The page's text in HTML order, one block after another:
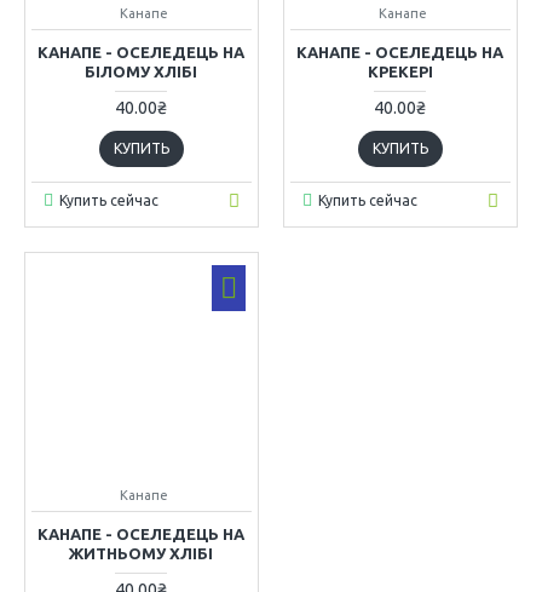
Канапе
КАНАПЕ - ОСЕЛЕДЕЦЬ НА
БІЛОМУ ХЛІБІ
40.00₴
КУПИТЬ
Купить сейчас
Канапе
КАНАПЕ - ОСЕЛЕДЕЦЬ НА
КРЕКЕРІ
40.00₴
КУПИТЬ
Купить сейчас
Канапе
КАНАПЕ - ОСЕЛЕДЕЦЬ НА
ЖИТНЬОМУ ХЛІБІ